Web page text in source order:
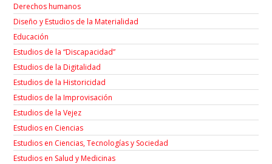
Derechos humanos
Diseño y Estudios de la Materialidad
Educación
Estudios de la “Discapacidad”
Estudios de la Digitalidad
Estudios de la Historicidad
Estudios de la Improvisación
Estudios de la Vejez
Estudios en Ciencias
Estudios en Ciencias, Tecnologías y Sociedad
Estudios en Salud y Medicinas